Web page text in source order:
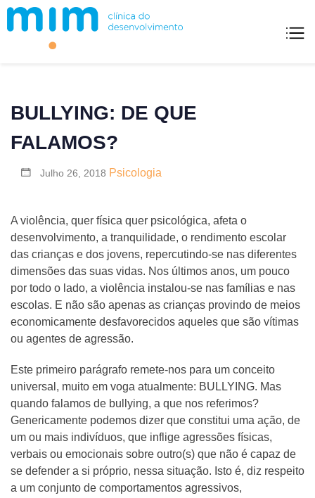
Skip
BULLYING: DE QUE
FALAMOS?
Julho 26, 2018 Psicologia
A violência, quer física quer psicológica, afeta o
desenvolvimento, a tranquilidade, o rendimento escolar
das crianças e dos jovens, repercutindo‑se nas diferentes
dimensões das suas vidas. Nos últimos anos, um pouco
por todo o lado, a violência instalou‑se nas famílias e nas
escolas. E não são apenas as crianças provindo de meios
economicamente desfavorecidos aqueles que são vítimas
ou agentes de agressão.
Este primeiro parágrafo remete-nos para um conceito
universal, muito em voga atualmente: BULLYING. Mas
quando falamos de bullying, a que nos referimos?
Genericamente podemos dizer que constitui uma ação, de
um ou mais indivíduos, que inflige agressões físicas,
verbais ou emocionais sobre outro(s) que não é capaz de
se defender a si próprio, nessa situação. Isto é, diz respeito
a um conjunto de comportamentos agressivos,